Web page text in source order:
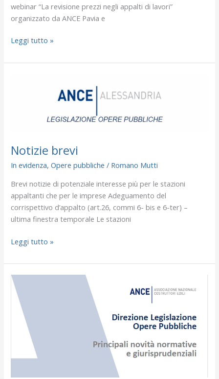
webinar “La revisione prezzi negli appalti di lavori”
organizzato da ANCE Pavia e
Leggi tutto »
Notizie brevi
In evidenza,Opere pubbliche / Romano Mutti
Brevi notizie di potenziale interesse più per le stazioni
appaltanti che per le imprese Adeguamento del
corrispettivo d’appalto (art.26, commi 6- bis e 6-ter) –
ultima finestra temporale Le stazioni
Leggi tutto »
Conversione
DL
Infrastrutture
novità
materia